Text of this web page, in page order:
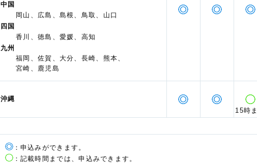
中国
岡山、広島、島根、鳥取、山口
四国
香川、徳島、愛媛、高知
九州
福岡、佐賀、大分、長崎、熊本、
宮崎、鹿児島
沖縄
15時
：申込みができます。
：記載時間までは、申込みできます。